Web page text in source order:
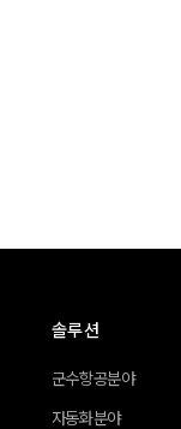
솔루션
군수항공분야
자동화분야